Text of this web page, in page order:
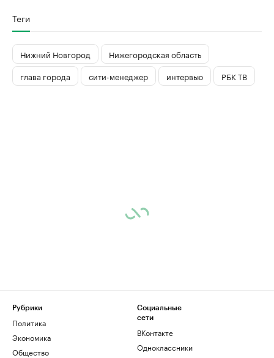
Теги
Нижний Новгород
Нижегородская область
глава города
сити-менеджер интервью РБК ТВ
Рубрики
Политика
Экономика
Общество
Социальные
сети
ВКонтакте
Одноклассники